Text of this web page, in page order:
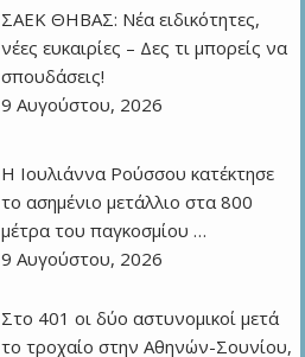
ΣΑΕΚ ΘΗΒΑΣ: Νέα ειδικότητες,
νέες ευκαιρίες – Δες τι μπορείς να
σπουδάσεις!
9 Αυγούστου, 2026
Η Ιουλιάννα Ρούσσου κατέκτησε
το ασημένιο μετάλλιο στα 800
μέτρα του παγκοσμίου …
9 Αυγούστου, 2026
Στο 401 οι δύο αστυνομικοί μετά
το τροχαίο στην Αθηνών-Σουνίου,